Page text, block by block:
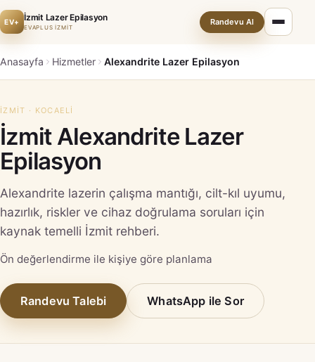
EV+ İzmit Lazer Epilasyon
EVAPLUS İZMİT
Randevu Al
Anasayfa Hizmetler Alexandrite Lazer Epilasyon
İZMIT · KOCAELI
İzmit Alexandrite Lazer
Epilasyon
Alexandrite lazerin çalışma mantığı, cilt-kıl uyumu,
hazırlık, riskler ve cihaz doğrulama soruları için
kaynak temelli İzmit rehberi.
Ön değerlendirme ile kişiye göre planlama
Randevu Talebi WhatsApp ile Sor